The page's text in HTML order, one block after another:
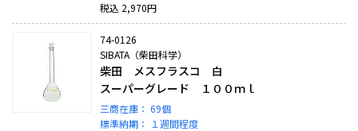
税込 2,970円
74-0126
SIBATA（柴田科学）
柴田 メスフラスコ 白
スーパーグレード １００ｍｌ
三商在庫： 69個
標準納期：
１週間程度